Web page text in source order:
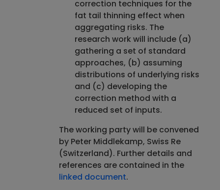
correction techniques for the
fat tail thinning effect when
aggregating risks. The
research work will include (a)
gathering a set of standard
approaches, (b) assuming
distributions of underlying risks
and (c) developing the
correction method with a
reduced set of inputs.
The working party will be convened
by Peter Middlekamp, Swiss Re
(Switzerland). Further details and
references are contained in the
linked document.